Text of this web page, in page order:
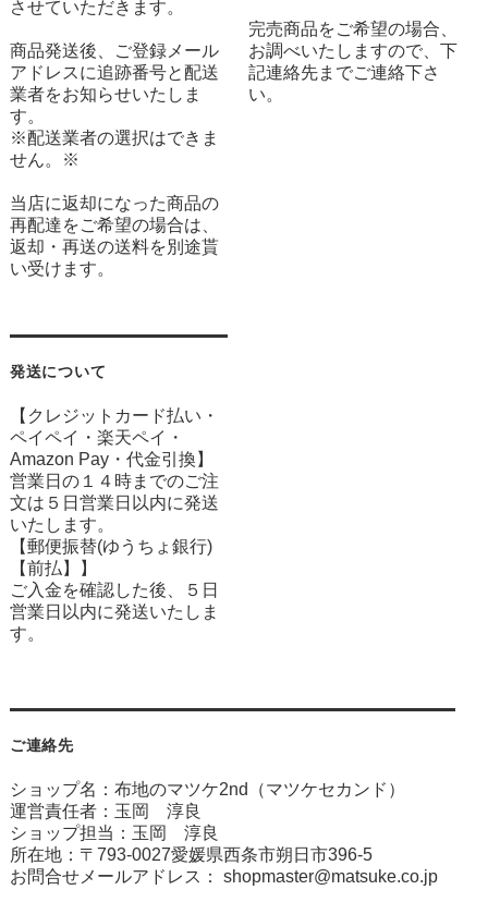
させていただきます。
商品発送後、ご登録メール
アドレスに追跡番号と配送
業者をお知らせいたしま
す。
※配送業者の選択はできま
せん。※
当店に返却になった商品の
再配達をご希望の場合は、
返却・再送の送料を別途貰
い受けます。
発送について
【クレジットカード払い・
ペイペイ・楽天ペイ・
Amazon Pay・ 代金引換】
営業日の１４時までのご注
文は５日営業日以内に発送
いたします。
【郵便振替(ゆうちょ銀行)
【前払】】
ご入金を確認した後、５日
営業日以内に発送いたしま
す。
完売商品をご希望の場合、
お調べいたしますので、下
記連絡先までご連絡下さ
い。
ご連絡先
ショップ名：布地のマツケ2nd（マツケセカンド）
運営責任者：玉岡 淳良
ショップ担当：玉岡 淳良
所在地：〒793-0027愛媛県西条市朔日市396-5
お問合せメールアドレス： shopmaster@matsuke.co.jp